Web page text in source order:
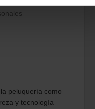
peluquería como